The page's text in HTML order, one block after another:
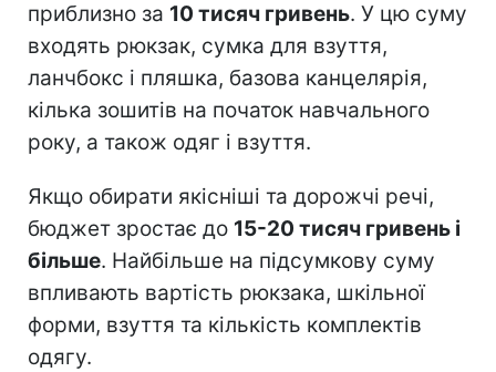
приблизно за 10 тисяч гривень. У цю суму
входять рюкзак, сумка для взуття,
ланчбокс і пляшка, базова канцелярія,
кілька зошитів на початок навчального
року, а також одяг і взуття.
Якщо обирати якісніші та дорожчі речі,
бюджет зростає до 15-20 тисяч гривень і
більше. Найбільше на підсумкову суму
впливають вартість рюкзака, шкільної
форми, взуття та кількість комплектів
одягу.